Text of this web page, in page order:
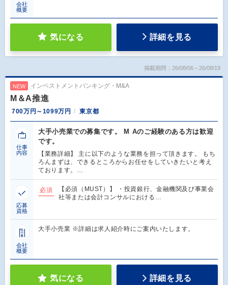
会社
概要
気になる 詳細を見る
掲載期間：26/08/06～26/08/19
NEW インベストメントバンキング・M&A
M＆A推進
700万円～1099万円 東京都
仕事
内容
大手小売業での募集です。 M Aのご経験のある方は歓迎
です。
【業務詳細】 主に以下のような業務を担って頂きます。 もち
ろんまずは、できるところからお任せをしていきたいと考え
ております。…
応募
資格
必須
【必須（MUST）】 ・投資銀行、金融機関及び事業会
社等または会計コンサルにおける…
会社
概要
大手小売業 ※詳細は求人紹介時にご案内いたします。
気になる 詳細を見る